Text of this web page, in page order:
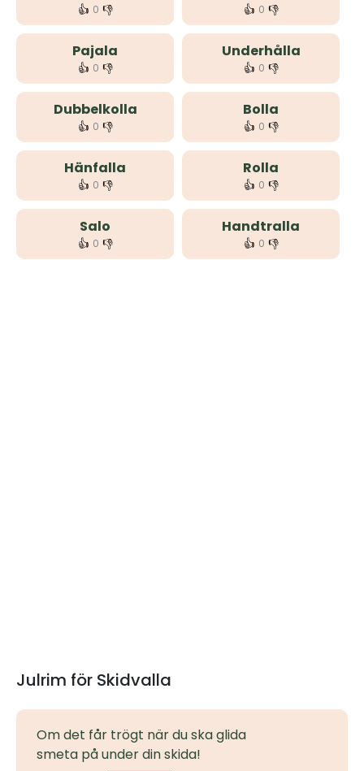
👍 0 👎 👍 0 👎
Pajala
👍 0 👎
Underhålla
👍 0 👎
Dubbelkolla
👍 0 👎
Bolla
👍 0 👎
Hänfalla
👍 0 👎
Rolla
👍 0 👎
Salo
👍 0 👎
Handtralla
👍 0 👎
Julrim för Skidvalla
Om det får trögt när du ska glida
smeta på under din skida!